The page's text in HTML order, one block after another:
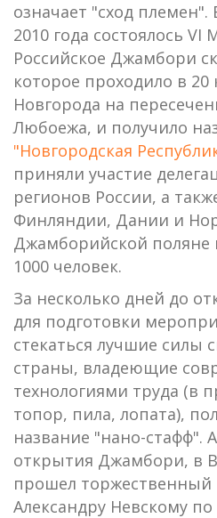
означает "сход племен".
2010 года состоялось
Российское Джамбори
которое проходило в 20
Новгорода на
Любоежа, и получило
"Новгородская
приняли участие
регионов России, а
Финляндии, Дании и
Джамборийской поляне
1000 человек.
За несколько дней до
для подготовки
стекаться лучшие силы
страны, владеющие
технологиями труда (в
топор, пила, лопата),
название "нано-стафф".
открытия Джамбори, в
прошел
Александру Невскому